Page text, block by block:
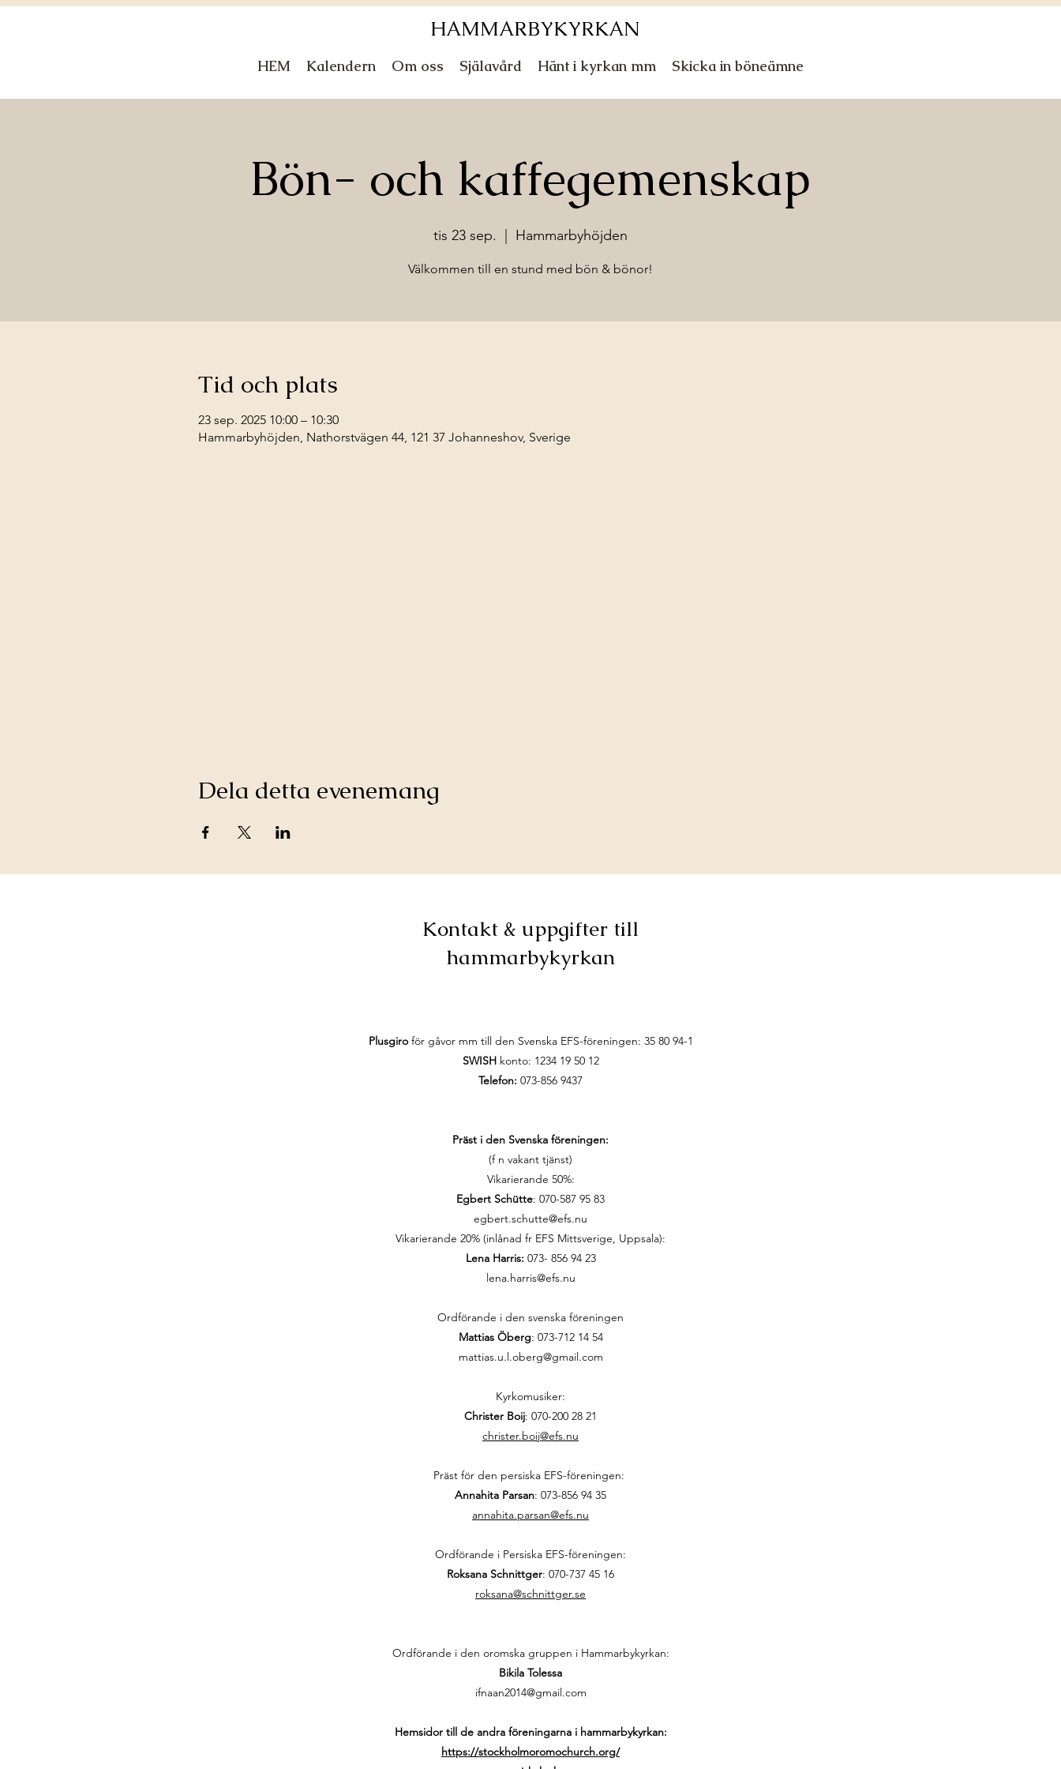
HAMMARBYKYRKAN
HEM Kalendern Om oss Själavård Hänt i kyrkan mm Skicka in böneämne
Bön- och kaffegemenskap
tis 23 sep. Hammarbyhöjden
Välkommen till en stund med bön & bönor!
Tid och plats
23 sep. 2025 10:00 – 10:30
Hammarbyhöjden, Nathorstvägen 44, 121 37 Johanneshov, Sverige
Dela detta evenemang
Kontakt & uppgifter till
hammarbykyrkan
Präst i den Svenska föreningen:
(f n vakant tjänst)
Vikarierande 50%:
Egbert Schütte: 070-587 95 83
egbert.schutte@efs.nu
Vikarierande 20% (inlånad fr EFS Mittsverige, Uppsala):
Lena Harris: 073- 856 94 23
lena.harris@efs.nu
Ordförande i den svenska föreningen
Mattias Öberg: 073-712 14 54
mattias.u.l.oberg@gmail.com
Kyrkomusiker:
Christer Boij: 070-200 28 21
christer.boij@efs.nu
Präst för den persiska EFS-föreningen:
Annahita Parsan: 073-856 94 35
annahita.parsan@efs.nu
Ordförande i Persiska EFS-föreningen:
Roksana Schnittger: 070-737 45 16
roksana@schnittger.se
Ordförande i den oromska gruppen i Hammarbykyrkan:
Bikila Tolessa
ifnaan2014@gmail.com
Hemsidor till de andra föreningarna i hammarbykyrkan:
https://stockholmoromochurch.org/
Plusgiroför gåvor mm till den Svenska EFS-föreningen: 35 80 94-1
SWISHkonto: 1234 19 50 12
Telefon: 073-856 9437